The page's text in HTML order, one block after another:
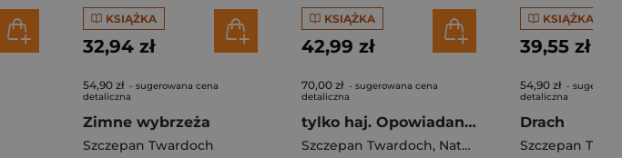
KSIĄŻKA
32,94 zł
54,90 zł - sugerowana cena
detaliczna
Zimne wybrzeża
Szczepan Twardoch
KSIĄŻKA
42,99 zł
70,00 zł - sugerowana cena
detaliczna
tylko haj. Opowiadania inspirowane płytą Dawida Podsiadło i Kaśki Sochackiej
Szczepan Twardoch, Natalia Fiedorczuk ,Sylwia
KSIĄŻKA
39,55 zł
54,90 zł -
detaliczna
Drach
Szczepan